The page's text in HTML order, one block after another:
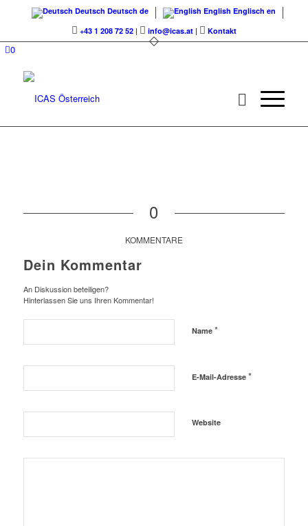
Deutsch Deutsch de English Englisch en
+43 1 208 72 52| info@icas.at| Kontakt
0
0
KOMMENTARE
Dein Kommentar
An Diskussion beteiligen?
Hinterlassen Sie uns Ihren Kommentar!
Name *
E-Mail-Adresse *
Website